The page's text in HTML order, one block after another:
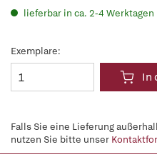
lieferbar in ca. 2-4 Werktagen
Exemplare:
In
Falls Sie eine Lieferung
nutzen Sie bitte unser